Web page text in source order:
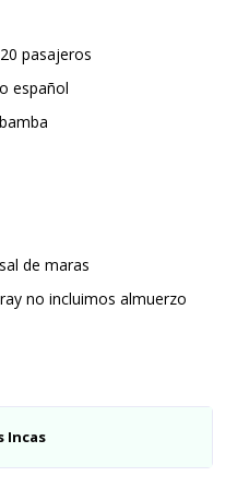
pasajeros
español
de maras
no incluimos almuerzo
Incas